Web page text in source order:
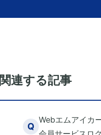
関連する記事
Q
Webエムアイカ